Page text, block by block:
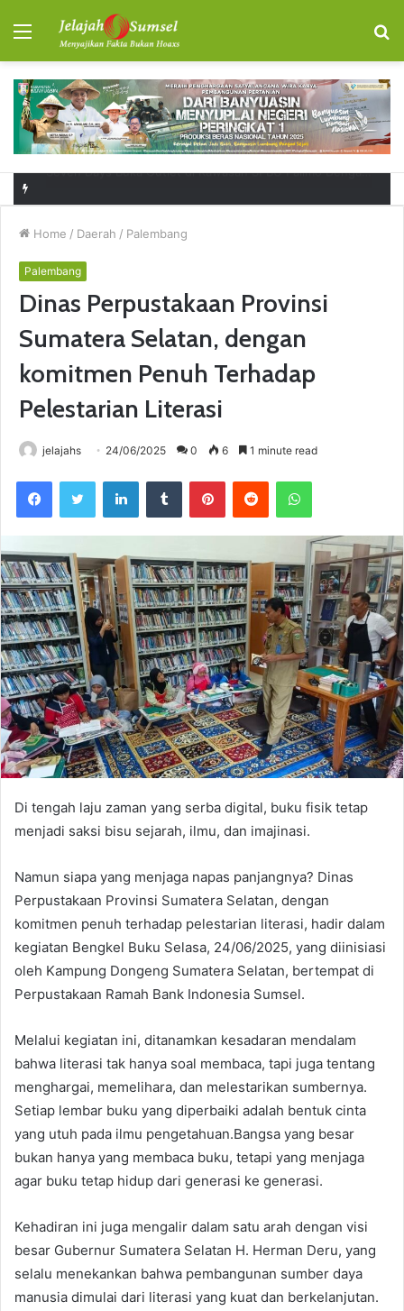
Menu
Home / Daerah / Palembang
Palembang
Dinas Perpustakaan Provinsi
Sumatera Selatan, dengan
komitmen Penuh Terhadap
Pelestarian Literasi
jelajahs 24/06/2025 0 6 1 minute read
Di tengah laju zaman yang serba digital, buku fisik tetap
menjadi saksi bisu sejarah, ilmu, dan imajinasi.
Namun siapa yang menjaga napas panjangnya? Dinas
Perpustakaan Provinsi Sumatera Selatan, dengan
komitmen penuh terhadap pelestarian literasi, hadir dalam
kegiatan Bengkel Buku Selasa, 24/06/2025, yang diinisiasi
oleh Kampung Dongeng Sumatera Selatan, bertempat di
Perpustakaan Ramah Bank Indonesia Sumsel.
Melalui kegiatan ini, ditanamkan kesadaran mendalam
bahwa literasi tak hanya soal membaca, tapi juga tentang
menghargai, memelihara, dan melestarikan sumbernya.
Setiap lembar buku yang diperbaiki adalah bentuk cinta
yang utuh pada ilmu pengetahuan.Bangsa yang besar
bukan hanya yang membaca buku, tetapi yang menjaga
agar buku tetap hidup dari generasi ke generasi.
Kehadiran ini juga mengalir dalam satu arah dengan visi
besar Gubernur Sumatera Selatan H. Herman Deru, yang
selalu menekankan bahwa pembangunan sumber daya
manusia dimulai dari literasi yang kuat dan berkelanjutan.